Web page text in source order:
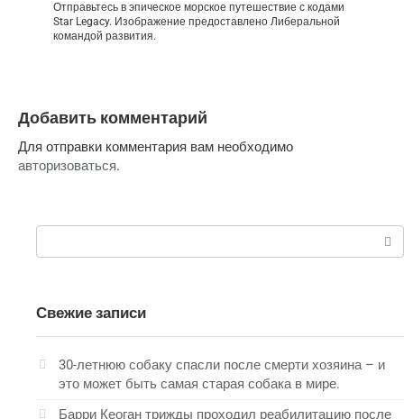
Отправьтесь в эпическое морское путешествие с кодами
Star Legacy. Изображение предоставлено Либеральной
командой развития.
Добавить комментарий
Для отправки комментария вам необходимо
авторизоваться.
Поиск:
Свежие записи
30-летнюю собаку спасли после смерти хозяина – и
это может быть самая старая собака в мире.
Барри Кеоган трижды проходил реабилитацию после